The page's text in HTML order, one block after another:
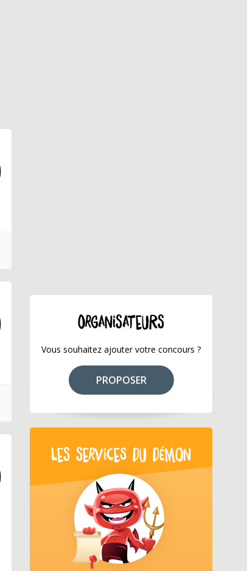
ORGANISATEURS
Vous souhaitez ajouter votre concours ?
PROPOSER
LES SERVICES DU DÉMON